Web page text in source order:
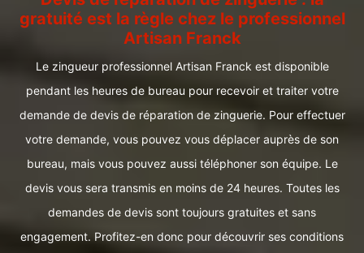
gratuité est la règle chez le professionnel
Artisan Franck
Le zingueur professionnel Artisan Franck est disponible
pendant les heures de bureau pour recevoir et traiter votre
demande de devis de réparation de zinguerie. Pour effectuer
votre demande, vous pouvez vous déplacer auprès de son
bureau, mais vous pouvez aussi téléphoner son équipe. Le
devis vous sera transmis en moins de 24 heures. Toutes les
demandes de devis sont toujours gratuites et sans
engagement. Profitez-en donc pour découvrir ses conditions